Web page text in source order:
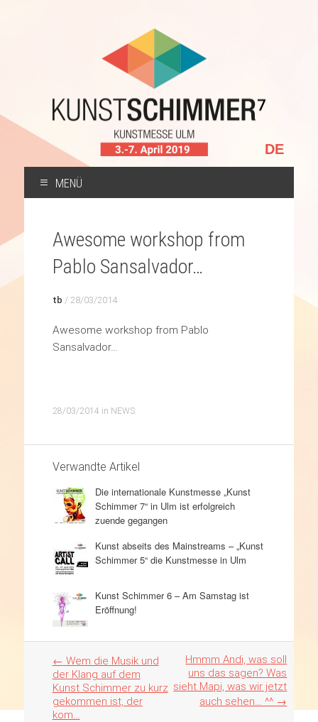
Sprache
auswählen
MENÜ
SPRINGEN
Awesome workshop from
Pablo Sansalvador…
tb / 28/03/2014
Awesome workshop from Pablo
Sansalvador…
28/03/2014 in NEWS.
Verwandte Artikel
Die internationale Kunstmesse „Kunst
Schimmer 7“ in Ulm ist erfolgreich
zuende gegangen
Kunst abseits des Mainstreams – „Kunst
Schimmer 5“ die Kunstmesse in Ulm
Kunst Schimmer 6 – Am Samstag ist
Eröffnung!
Artikel
Navigation
← Wem die Musik und
der Klang auf dem
Kunst Schimmer zu kurz
gekommen ist, der
kom…
Hmmm Andi, was soll
uns das sagen? Was
sieht Mapi, was wir jetzt
auch sehen… ^^ →